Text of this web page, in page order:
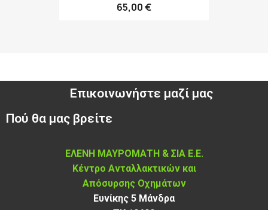
65,00 €
Επικοινωνήστε μαζί μας
Πού θα μας βρείτε
ΕΛΕΝΗ ΜΑΥΡΟΜΑΤΗ & ΣΙΑ Ε.Ε.
Κέντρο Ανταλλακτικών και
Απόσυρσης Οχημάτων
Ευνίκης 5 Μάνδρα